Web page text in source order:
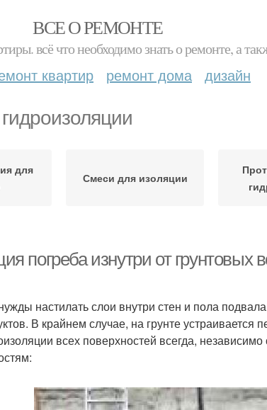
ВСЕ О РЕМОНТЕ
всё что необходимо знать о ремонте, а
квартир ремонт дома дизайн
для
Смеси для изоляции
погреба изнутри от грунтовых
настилать слои внутри стен и пола
В крайнем случае, на грунте
всех поверхностей всегда,